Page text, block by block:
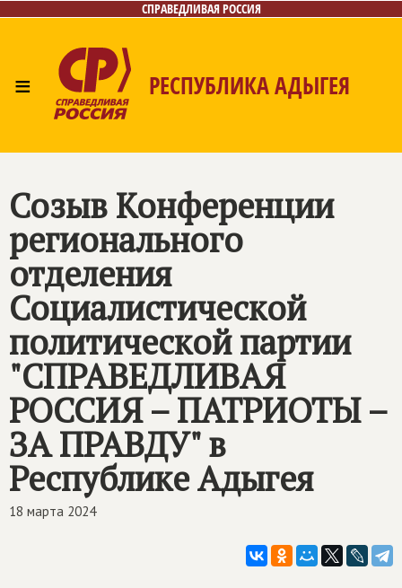
СПРАВЕДЛИВАЯ РОССИЯ
≡ РЕСПУБЛИКА АДЫГЕЯ
Контакты
Созыв Конференции
регионального
отделения
Социалистической
политической партии
"СПРАВЕДЛИВАЯ
РОССИЯ – ПАТРИОТЫ –
ЗА ПРАВДУ" в
Республике Адыгея
18 марта 2024